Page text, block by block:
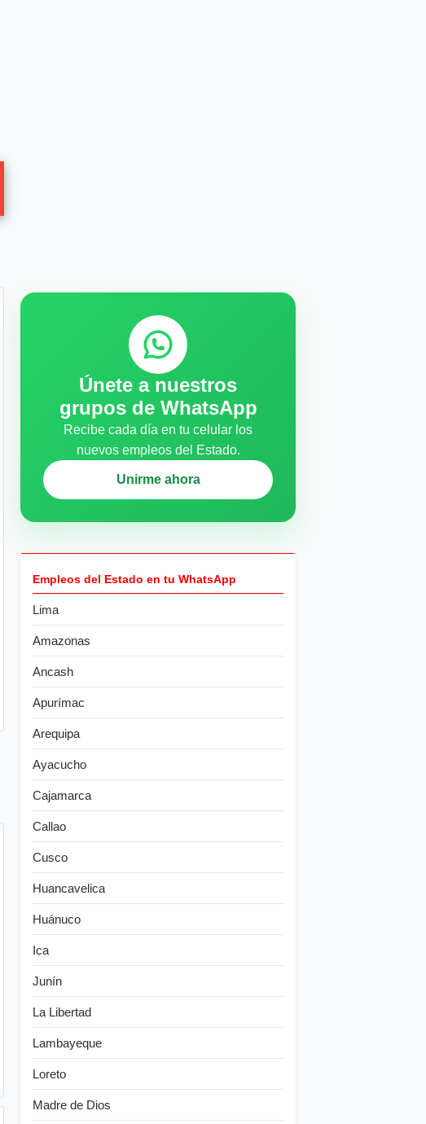
Únete a nuestros
grupos de WhatsApp
Recibe cada día en tu celular los
nuevos empleos del Estado.
Unirme ahora
Empleos del Estado en tu WhatsApp
Lima
Amazonas
Ancash
Apurímac
Arequipa
Ayacucho
Cajamarca
Callao
Cusco
Huancavelica
Huánuco
Ica
Junín
La Libertad
Lambayeque
Loreto
Madre de Dios